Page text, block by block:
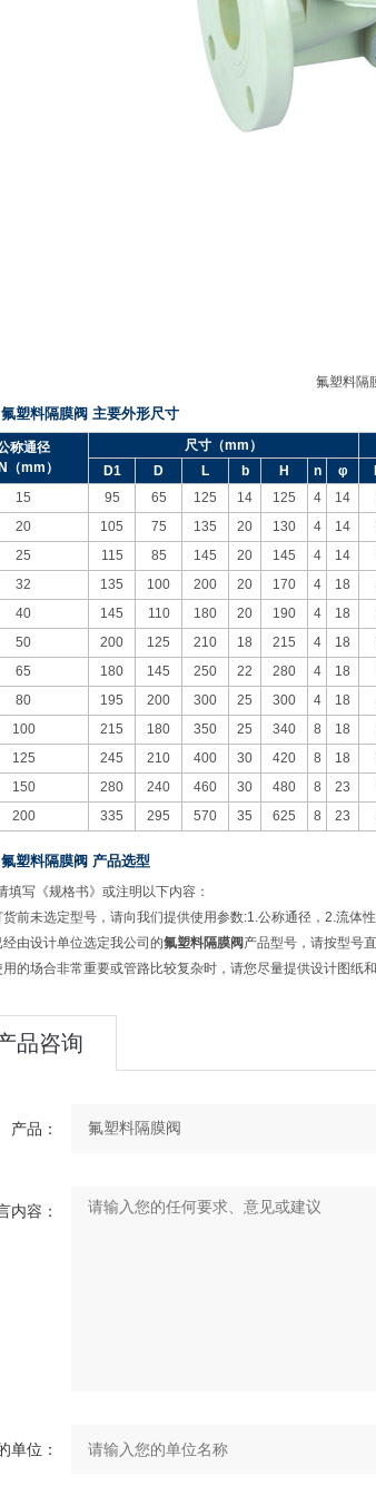
氟塑料隔
塑料隔膜阀 主要外形尺寸
称通径
（mm ）
尺寸（mm ）
D1
D L b H n φ
15
95 65 125 14 125 4 14
20
105 75 135 20 130 4 14
25
115 85 145 20 145 4 14
32
135 100 200 20 170 4 18
40
145 110 180 20 190 4 18
50
200 125 210 18 215 4 18
65
180 145 250 22 280 4 18
80
195 200 300 25 300 4 18
100
215 180 350 25 340 8 18
125
245 210 400 30 420 8 18
150
280 240 460 30 480 8 23
200
335 295 570 35 625 8 23
塑料隔膜阀 产品选型
填写《规格书》或注明以下内容：
货前未选定型号，请向我们提供使用参数:1.公称通径， 2.流体
经由设计单位选定我公司的氟塑料隔膜阀 产品型号，请按型号
的场合非常重要或管路比较复杂时，请您尽量提供设计图纸
品咨询
产品：
内容：
单位：